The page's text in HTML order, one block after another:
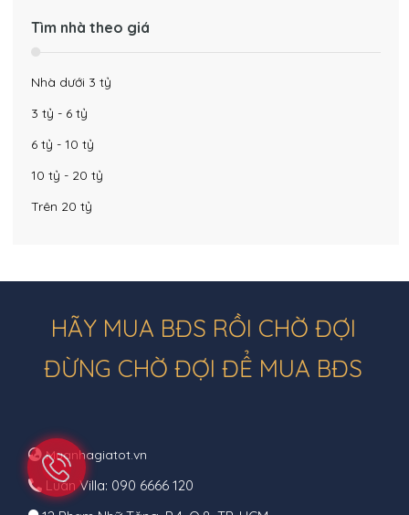
Tìm nhà theo giá
Nhà dưới 3 tỷ
3 tỷ - 6 tỷ
6 tỷ - 10 tỷ
10 tỷ - 20 tỷ
Trên 20 tỷ
HÃY MUA BĐS RỒI CHỜ ĐỢI
ĐỪNG CHỜ ĐỢI ĐỂ MUA BĐS
Muanhagiatot.vn
Luân Villa: 090 6666 120